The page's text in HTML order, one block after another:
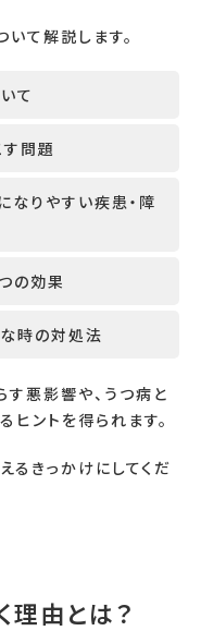
て解説します。
て
問題
なりやすい疾患・障
の効果
時の対処法
す悪影響や、うつ病と
ントを得られます。
るきっかけにしてくだ
理由とは？